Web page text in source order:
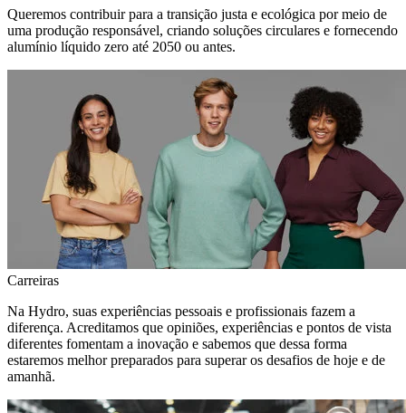
Queremos contribuir para a transição justa e ecológica por meio de
uma produção responsável, criando soluções circulares e fornecendo
alumínio líquido zero até 2050 ou antes.
Carreiras
Na Hydro, suas experiências pessoais e profissionais fazem a
diferença. Acreditamos que opiniões, experiências e pontos de vista
diferentes fomentam a inovação e sabemos que dessa forma
estaremos melhor preparados para superar os desafios de hoje e de
amanhã.